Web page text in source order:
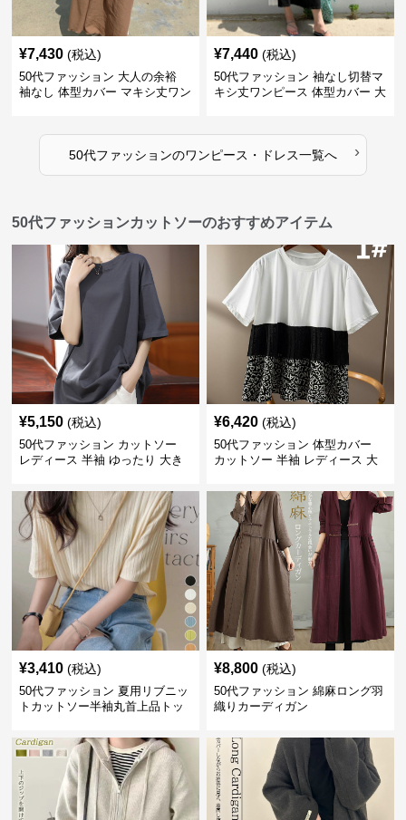
¥7,430 (税込)
50代ファッション 大人の余裕
袖なし 体型カバー マキシ丈ワン
¥7,440 (税込)
50代ファッション 袖なし切替マ
キシ丈ワンピース 体型カバー 大
50代ファッションのワンピース・ドレス一覧へ ›
50代ファッションカットソーのおすすめアイテム
¥5,150 (税込)
50代ファッション カットソー
レディース 半袖 ゆったり 大き
¥6,420 (税込)
50代ファッション 体型カバー
カットソー 半袖 レディース 大
¥3,410 (税込)
50代ファッション 夏用リブニッ
トカットソー半袖丸首上品トッ
¥8,800 (税込)
50代ファッション 綿麻ロング羽
織りカーディガン